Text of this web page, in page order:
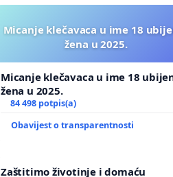
Micanje klečavaca u ime 18
žena u 2025.
Micanje klečavaca u ime 18
žena u 2025.
84 498 potpis(a)
Obavijest o transparentnosti
Zaštitimo životinje i domaću